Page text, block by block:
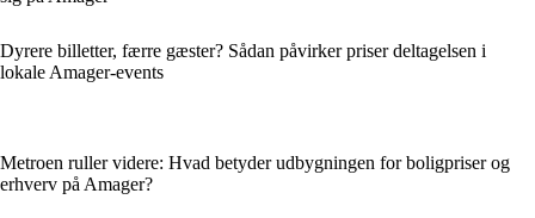
Dyrere billetter, færre gæster? Sådan påvirker priser deltagelsen i
lokale Amager-events
Metroen ruller videre: Hvad betyder udbygningen for boligpriser og
erhverv på Amager?